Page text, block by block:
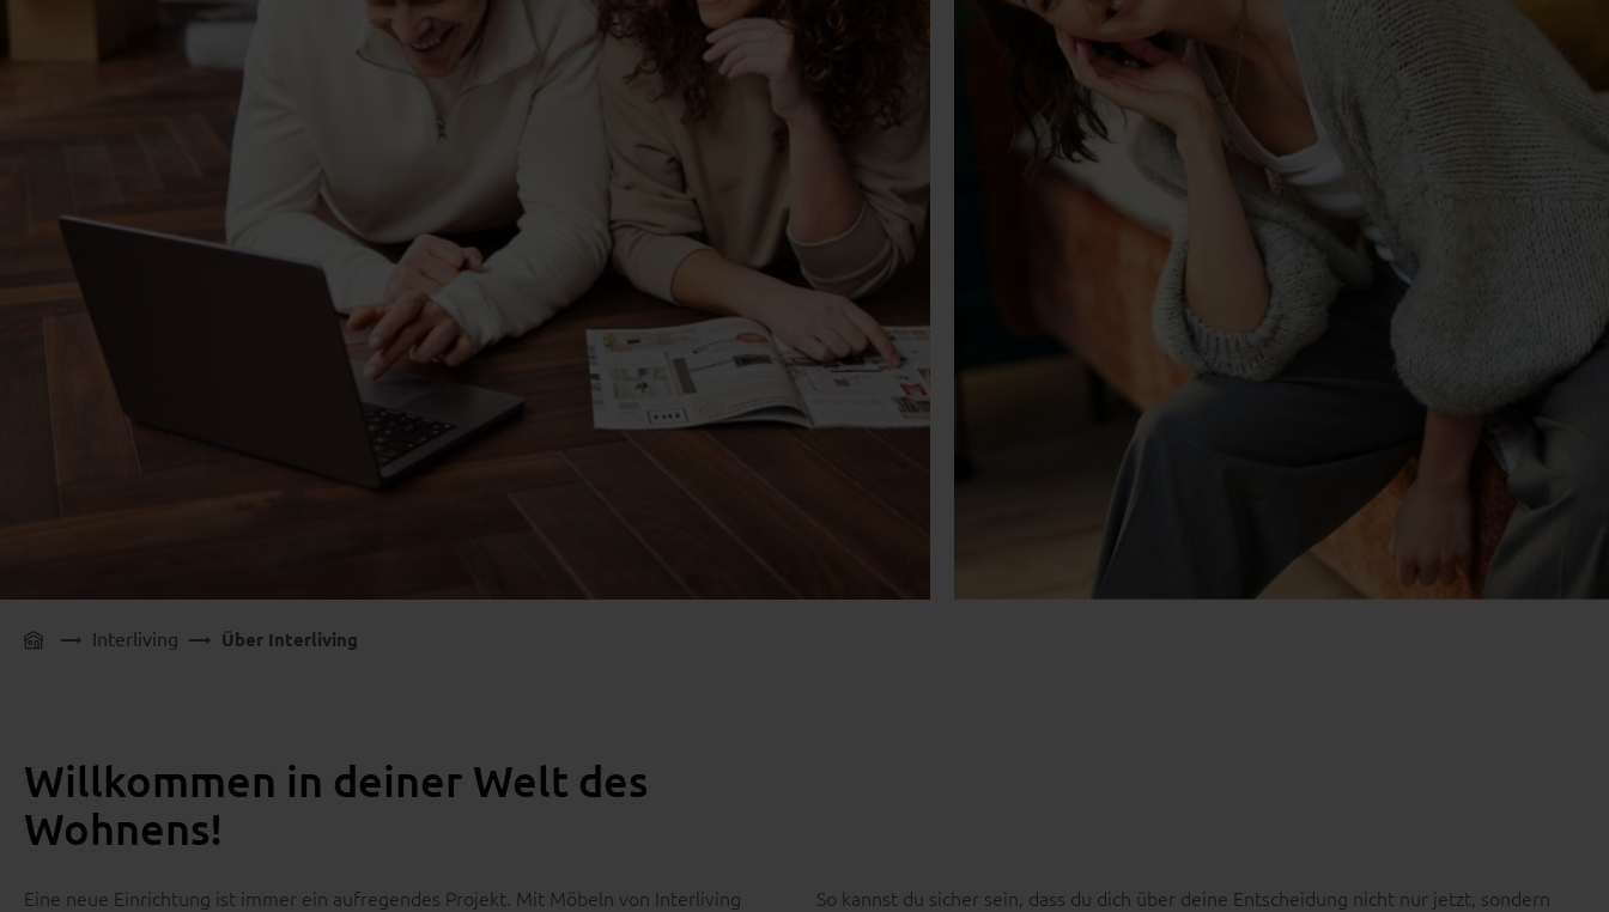
Interliving Über Interliving
Willkommen in deiner Welt des
Wohnens!
Eine neue Einrichtung ist immer ein aufregendes Projekt. Mit Möbeln von Interliving
So kannst du sicher sein, dass du dich über deine Entscheidung nicht nur jetzt, sondern